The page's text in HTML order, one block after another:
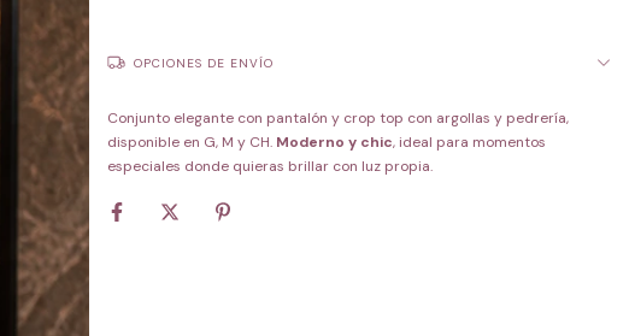
OPCIONES DE ENVÍO
Conjunto elegante con pantalón y crop top con argollas y pedrería,
disponible en G, M y CH. Moderno y chic, ideal para momentos
especiales donde quieras brillar con luz propia.